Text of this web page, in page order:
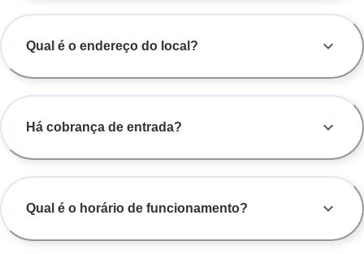
Qual é o endereço do local?
Há cobrança de entrada?
Qual é o horário de funcionamento?